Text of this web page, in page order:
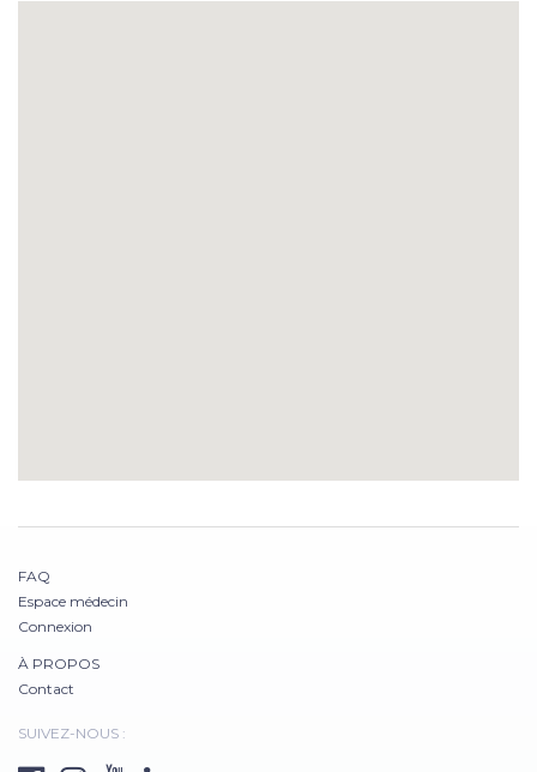
FAQ
Espace médecin
Connexion
À PROPOS
Contact
SUIVEZ-NOUS :